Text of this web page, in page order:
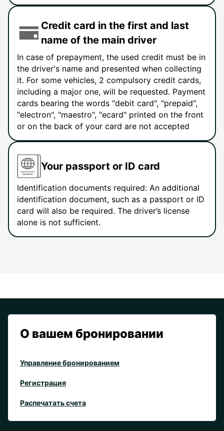
Credit card in the first and last
name of the main driver
In case of prepayment, the used credit must be in
the driver's name and presented when collecting
it. For some vehicles, 2 compulsory credit cards,
including a major one, will be requested. Payment
cards bearing the words "debit card", "prepaid",
"electron", "maestro", "ecard" printed on the front
or on the back of your card are not accepted
Your passport or ID card
Identification documents required: An additional
identification document, such as a passport or ID
card will also be required. The driver’s license
alone is not sufficient.
О вашем бронировании
Управление бронированием
Регистрация
Распечатать счета